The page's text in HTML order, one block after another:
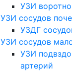
УЗИ
УЗИ сосудов
УЗДГ
УЗИ сосудов
УЗИ
артерий